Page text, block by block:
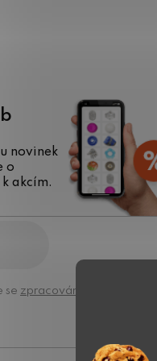
novinek
o
akcím.
se zpracováním osobních